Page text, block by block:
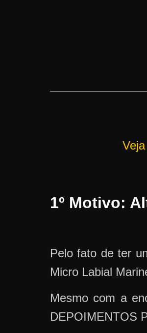
1º Motivo:
Pelo fato de ter
Micro Labial
Mesmo com a
DEPOIMENTOS